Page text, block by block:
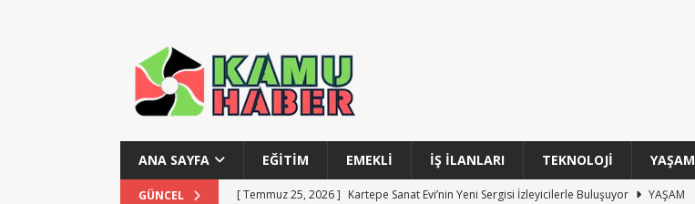
ANA SAYFA EĞITIM EMEKLI İŞ İLANLARI TEKNOLOJI YAŞAM
GÜNCEL [ Temmuz 25, 2026 ] Kartepe Sanat Evi’nin Yeni Sergisi İzleyicilerle Buluşuyor
YAŞAM